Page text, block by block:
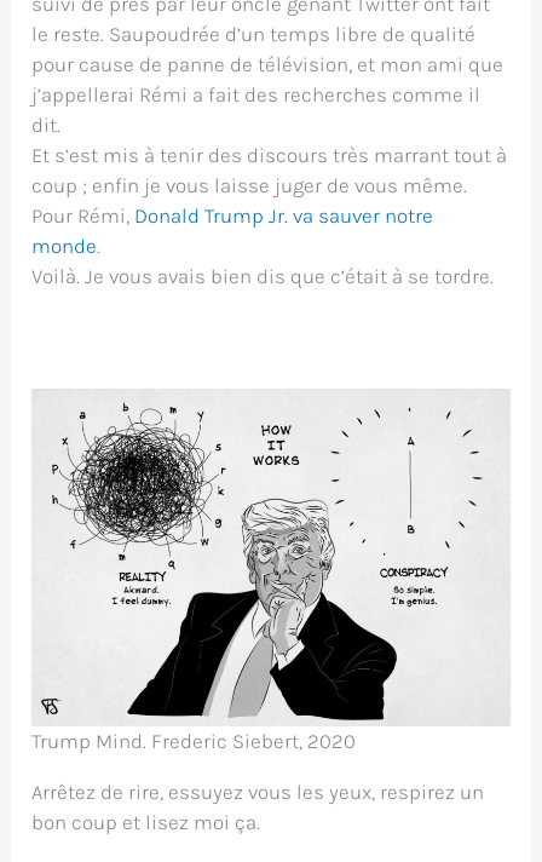
le reste. Saupoudrée d’un temps libre de qualité
pour cause de panne de télévision, et mon ami que
j’appellerai Rémi a fait des recherches comme il
dit.
Et s’est mis à tenir des discours très marrant tout à
coup ; enfin je vous laisse juger de vous même.
Pour Rémi, Donald Trump Jr. va sauver notre
monde.
Voilà. Je vous avais bien dis que c’était à se tordre.
Trump Mind. Frederic Siebert, 2020
Arrêtez de rire, essuyez vous les yeux, respirez un
bon coup et lisez moi ça.